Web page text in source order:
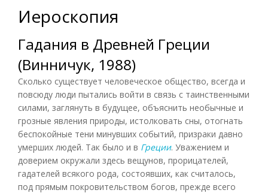
Иероскопия
Гадания в Древней Греции
(Винничук, 1988)
Сколько существует человеческое общество, всегда и
повсюду люди пытались войти в связь с таинственными
силами, заглянуть в будущее, объяснить необычные и
грозные явления природы, истолковать сны, отогнать
беспокойные тени минувших событий, призраки давно
умерших людей. Так было и в Греции. Уважением и
доверием окружали здесь вещунов, прорицателей,
гадателей всякого рода, состоявших, как считалось,
под прямым покровительством богов, прежде всего